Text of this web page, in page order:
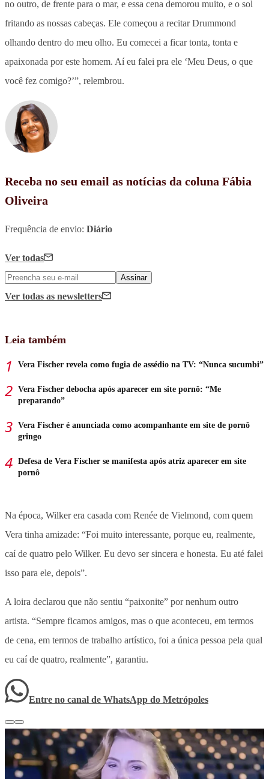
no outro, de frente para o mar, e essa cena demorou muito, e o sol
fritando as nossas cabeças. Ele começou a recitar Drummond
olhando dentro do meu olho. Eu comecei a ficar tonta, tonta e
apaixonada por este homem. Aí eu falei pra ele ‘Meu Deus, o que
você fez comigo?’”, relembrou.
Receba no seu email as notícias da coluna Fábia
Oliveira
Frequência de envio: Diário
Ver todas
Assinar
Ver todas as newsletters
Leia também
Vera Fischer revela como fugia de assédio na TV: “Nunca sucumbi”
Vera Fischer debocha após aparecer em site pornô: “Me
preparando”
Vera Fischer é anunciada como acompanhante em site de pornô
gringo
Defesa de Vera Fischer se manifesta após atriz aparecer em site
pornô
Na época, Wilker era casada com Renée de Vielmond, com quem
Vera tinha amizade: “Foi muito interessante, porque eu, realmente,
caí de quatro pelo Wilker. Eu devo ser sincera e honesta. Eu até falei
isso para ele, depois”.
A loira declarou que não sentiu “paixonite” por nenhum outro
artista. “Sempre ficamos amigos, mas o que aconteceu, em termos
de cena, em termos de trabalho artístico, foi a única pessoa pela qual
eu caí de quatro, realmente”, garantiu.
Entre no canal de WhatsApp do Metrópoles